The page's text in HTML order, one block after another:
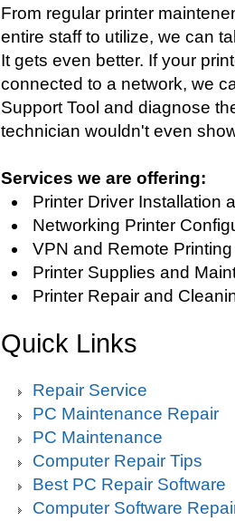
From regular printer
entire staff to utilize, we can
It gets even better. If your
connected to a network, we
Support Tool and diagnose
technician wouldn't even
Services we are offering:
Printer Driver Installation
Networking Printer
VPN and Remote
Printer Supplies and
Printer Repair and
Quick Links
Repair Service
PC Maintenance Repair
PC Maintenance
Computer Repair Tips
Best PC Repair Software
Computer Software